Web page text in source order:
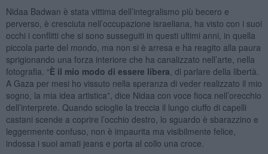
Nidaa Badwan è stata vittima dell’integralismo più becero e
perverso, è cresciuta nell’occupazione israeliana, ha visto con i suoi
occhi i conflitti che si sono susseguiti in questi ultimi anni, in quella
piccola parte del mondo, ma non si è arresa e ha reagito alla paura
sprigionando una forza interiore che ha canalizzato nell’arte, nella
fotografia. “È il mio modo di essere libera , di parlare della libertà.
A Gaza per mesi ho vissuto nella speranza di veder realizzato il mio
sogno, la mia idea artistica”, dice Nidaa con voce fioca nell’orecchio
dell’interprete. Quando scioglie la treccia il lungo ciuffo di capelli
castani scende a coprire l’occhio destro, lo sguardo è sbarazzino e
leggermente confuso, non è impaurita ma visibilmente felice,
indossa i suoi amati jeans e porta al collo una croce.